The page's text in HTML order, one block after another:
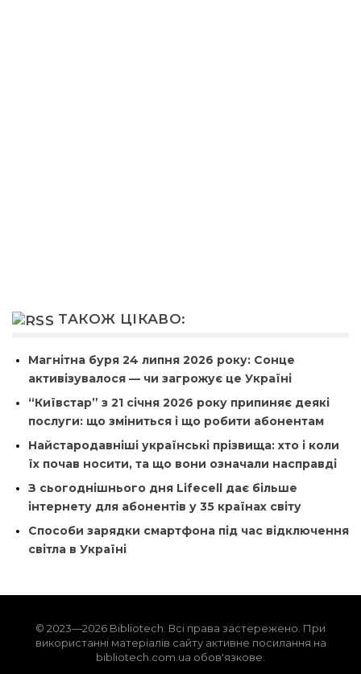
ТАКОЖ ЦІКАВО:
Магнітна буря 24 липня 2026 року: Сонце
активізувалося — чи загрожує це Україні
“Київстар” з 21 січня 2026 року припиняє деякі
послуги: що зміниться і що робити абонентам
Найстародавніші українські прізвища: хто і коли
їх почав носити, та що вони означали насправді
З сьогоднішнього дня Lifecell дає більше
інтернету для абонентів у 35 країнах світу
Способи зарядки смартфона під час відключення
світла в Україні
© 2023—2026 Bibliotech. Всі права застережено. При
використанні матеріалів сайту активне посилання на
bibliotech.com.ua обов'язкове.